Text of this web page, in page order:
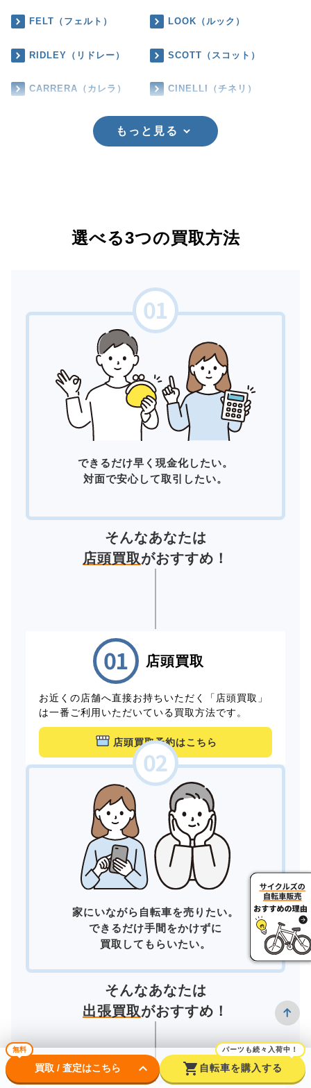
FELT（フェルト） LOOK（ルック）
RIDLEY（リドレー） SCOTT（スコット）
CARRERA（カレラ） CINELLI（チネリ）
もっと見る
選べる3つの買取方法
できるだけ早く現金化したい。
対面で安心して取引したい。
そんなあなたは
店頭買取がおすすめ！
店頭買取
お近くの店舗へ直接お持ちいただく「店頭買取」
は一番ご利用いただいている買取方法です。
店頭買取予約はこちら
家にいながら自転車を売りたい。
できるだけ手間をかけずに
買取してもらいたい。
そんなあなたは
出張買取がおすすめ！
無料
買取 / 査定はこちら keyboard_arrow_down shopping_cart
パーツも続々入荷中！
自転車を購入する